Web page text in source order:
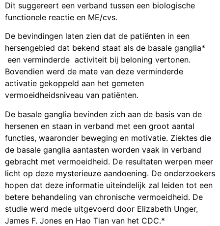
Dit suggereert een verband tussen een biologische
functionele reactie en ME/cvs.
De bevindingen laten zien dat de patiënten in een
hersengebied dat bekend staat als de basale ganglia*
een verminderde activiteit bij beloning vertonen.
Bovendien werd de mate van deze verminderde
activatie gekoppeld aan het gemeten
vermoeidheidsniveau van patiënten.
De basale ganglia bevinden zich aan de basis van de
hersenen en staan in verband met een groot aantal
functies, waaronder beweging en motivatie. Ziektes die
de basale ganglia aantasten worden vaak in verband
gebracht met vermoeidheid. De resultaten werpen meer
licht op deze mysterieuze aandoening. De onderzoekers
hopen dat deze informatie uiteindelijk zal leiden tot een
betere behandeling van chronische vermoeidheid. De
studie werd mede uitgevoerd door Elizabeth Unger,
James F. Jones en Hao Tian van het CDC.*